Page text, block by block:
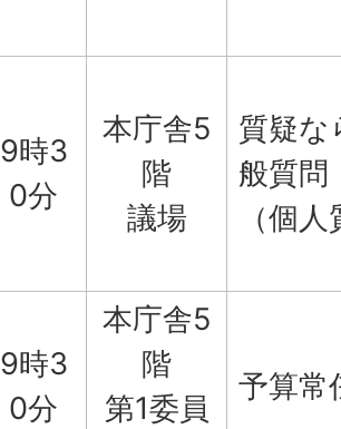
9時3
0分
本庁舎5
階
議場
質疑な
般質問
（個
9時3
0分
本庁舎5
階
第1委員
予算常